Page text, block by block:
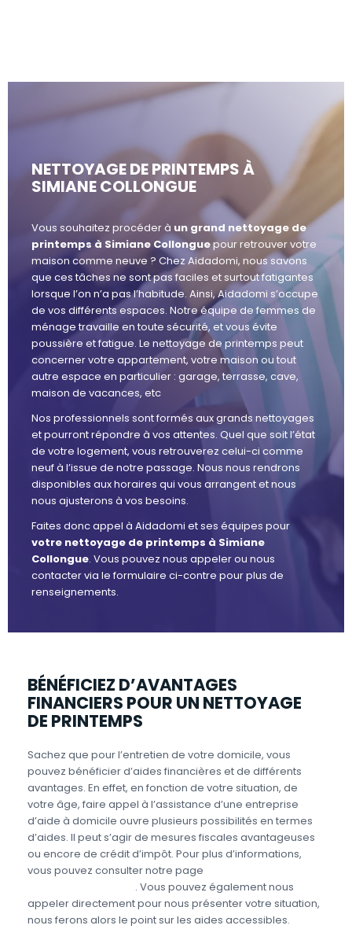
NETTOYAGE DE PRINTEMPS À
SIMIANE COLLONGUE
Vous souhaitez procéder à un grand nettoyage de
printemps à Simiane Collonguepour retrouver votre
maison comme neuve ? Chez Aidadomi, nous savons
que ces tâches ne sont pas faciles et surtout fatigantes
lorsque l’on n’a pas l’habitude. Ainsi, Aidadomi s’occupe
de vos différents espaces. Notre équipe de femmes de
ménage travaille en toute sécurité, et vous évite
poussière et fatigue. Le nettoyage de printemps peut
concerner votre appartement, votre maison ou tout
autre espace en particulier : garage, terrasse, cave,
maison de vacances, etc
Nos professionnels sont formés aux grands nettoyages
et pourront répondre à vos attentes. Quel que soit l’état
de votre logement, vous retrouverez celui-ci comme
neuf à l’issue de notre passage. Nous nous rendrons
disponibles aux horaires qui vous arrangent et nous
nous ajusterons à vos besoins.
Faites donc appel à Aidadomi et ses équipes pour
votre nettoyage de printemps à Simiane
Collongue. Vous pouvez nous appeler ou nous
contacter via le formulaire ci-contre pour plus de
renseignements.
BÉNÉFICIEZ D’AVANTAGES
FINANCIERS POUR UN NETTOYAGE
DE PRINTEMPS
Sachez que pour l’entretien de votre domicile, vous
pouvez bénéficier d’aides financières et de différents
avantages. En effet, en fonction de votre situation, de
votre âge, faire appel à l’assistance d’une entreprise
d’aide à domicile ouvre plusieurs possibilités en termes
d’aides. Il peut s’agir de mesures fiscales avantageuses
ou encore de crédit d’impôt. Pour plus d’informations,
vous pouvez consulter notre page
. Vous pouvez également nous
appeler directement pour nous présenter votre situation,
nous ferons alors le point sur les aides accessibles.